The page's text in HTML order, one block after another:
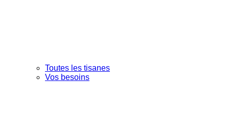
Toutes les tisanes
Vos besoins